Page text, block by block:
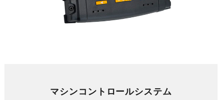
マシンコントロールシステム